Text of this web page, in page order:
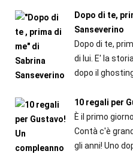
Dopo di te,
Sanseverino
Dopo di te,
di lui. E' la
dopo il
10 regali per
È il primo
Contà c'è
gli anni! Uno